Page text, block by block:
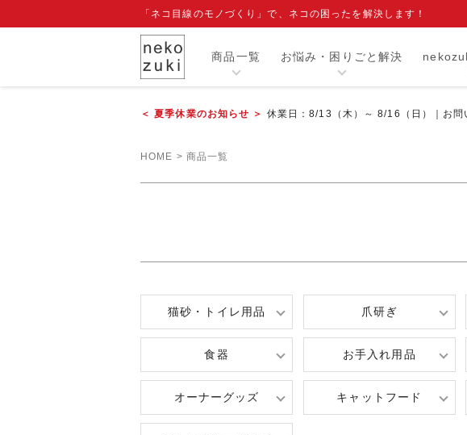
「ネコ目線のモノづくり」で、ネコの困ったを解決します！
商品一覧 お悩み・困りごと解決
＜ 夏季休業のお知らせ ＞ 休業日：8/13（木）～ 8/16（日）｜お
HOME 商品一覧
猫砂・トイレ用品 爪研ぎ
食器 お手入れ用品
オーナーグッズ キャットフード